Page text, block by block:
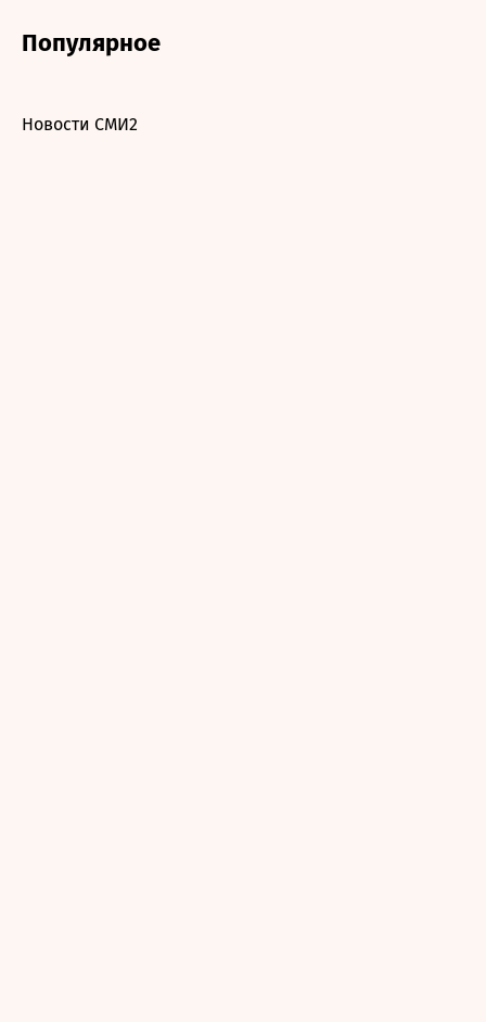
Популярное
Новости СМИ2